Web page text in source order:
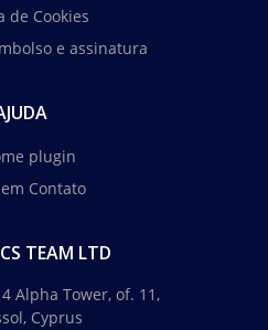
de Cookies
e assinatura
plugin
Contato
TEAM LTD
Alpha Tower, of. 11,
Cyprus